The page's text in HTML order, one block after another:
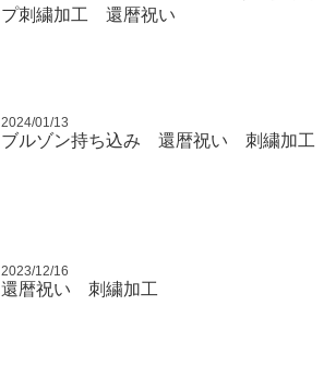
プ刺繍加工 還暦祝い
2024/01/13
ブルゾン持ち込み 還暦祝い 刺繍加工
2023/12/16
還暦祝い 刺繍加工